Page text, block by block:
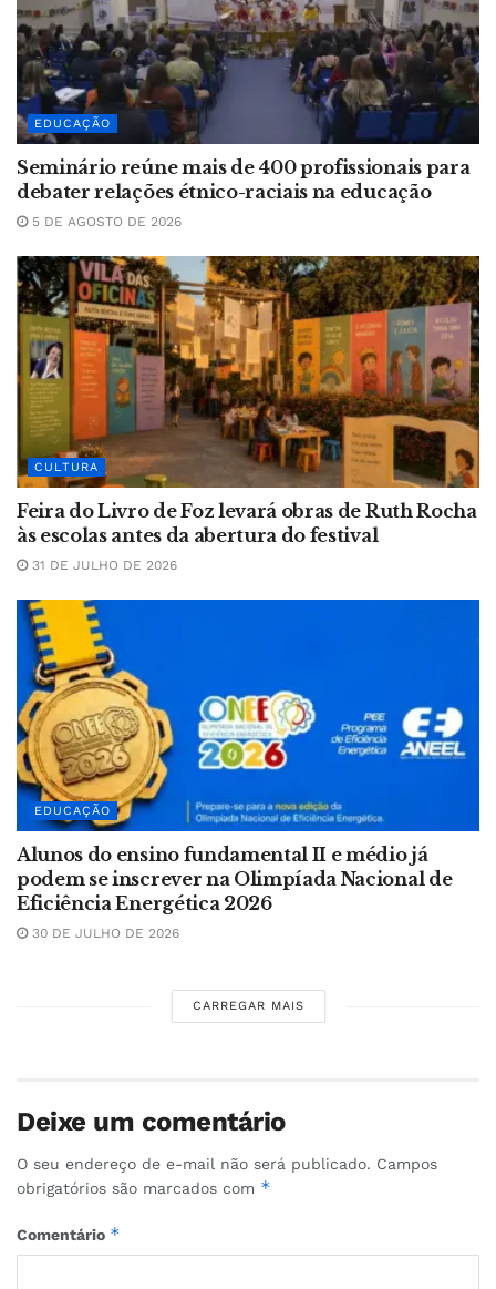
EDUCAÇÃO
Seminário reúne mais de 400 profissionais para
debater relações étnico-raciais na educação
5 DE AGOSTO DE 2026
CULTURA
Feira do Livro de Foz levará obras de Ruth Rocha
às escolas antes da abertura do festival
31 DE JULHO DE 2026
EDUCAÇÃO
Alunos do ensino fundamental II e médio já
podem se inscrever na Olimpíada Nacional de
Eficiência Energética 2026
30 DE JULHO DE 2026
CARREGAR MAIS
Deixe um comentário
O seu endereço de e-mail não será publicado. Campos
obrigatórios são marcados com *
Comentário *